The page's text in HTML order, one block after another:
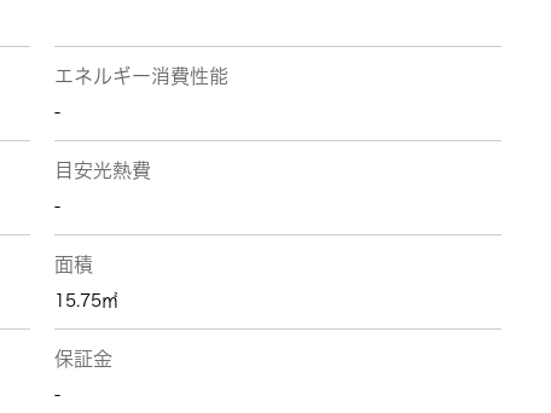
エネルギー消費性能
-
目安光熱費
-
面積
15.75㎡
保証金
-